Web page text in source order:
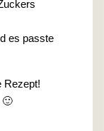
es passte
Rezept!
🙂